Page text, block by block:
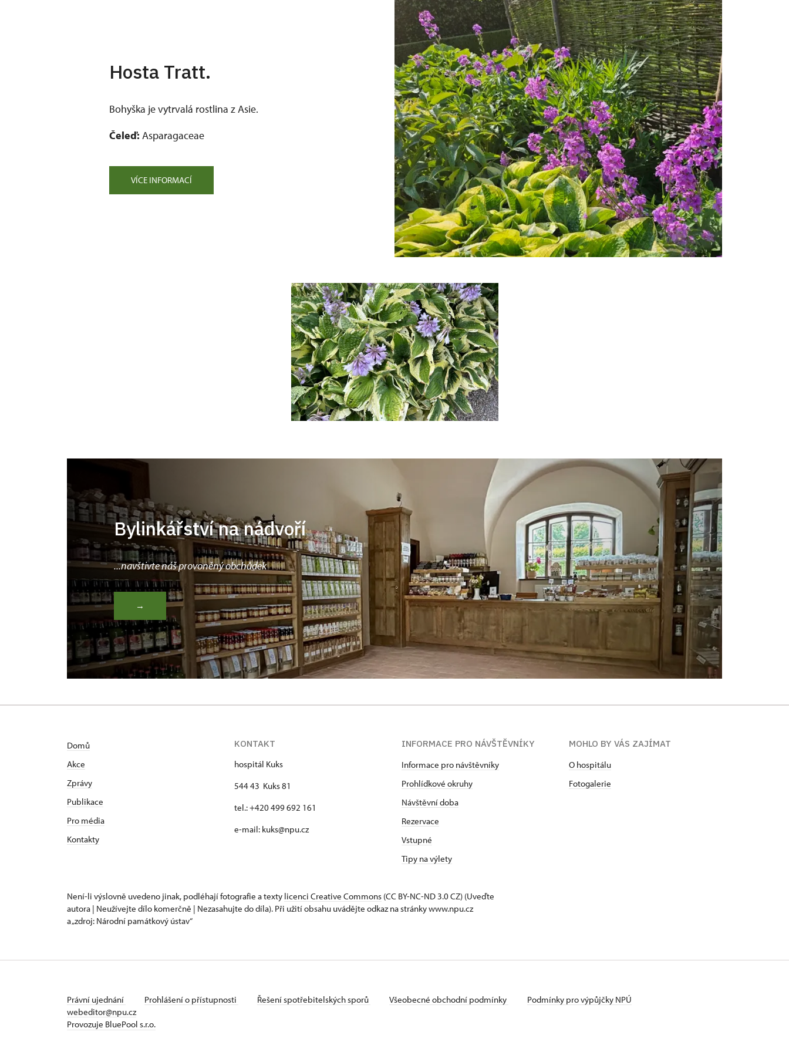
Hosta Tratt.
Bohyška je vytrvalá rostlina z Asie.
Čeleď: Asparagaceae
VÍCE INFORMACÍ
Bylinkářství na nádvoří
...navštivte náš provoněný obchůdek
→
Domů
Akce
Zprávy
Publikace
Pro média
Kontakty
KONTAKT
hospitál Kuks
544 43 Kuks 81
tel.: +420 499 692 161
e-mail: kuks@npu.cz
INFORMACE PRO NÁVŠTĚVNÍKY
Informace pro návštěvníky
Prohlídkové okruhy
Návštěvní doba
Rezervace
Vstupné
Tipy na výlety
MOHLO BY VÁS ZAJÍMAT
O hospitálu
Fotogalerie
Není-li výslovně uvedeno jinak, podléhají fotografie a texty licenci Creative Commons (CC BY-NC-ND 3.0 CZ) (Uveďte
autora | Neužívejte dílo komerčně | Nezasahujte do díla). Při užití obsahu uvádějte odkaz na stránky www.npu.cz
a „zdroj: Národní památkový ústav“
Právní ujednání Prohlášení o přístupnosti Řešení spotřebitelských sporů Všeobecné obchodní podmínky
Podmínky pro výpůjčky NPÚ
webeditor@npu.cz
Provozuje BluePool s.r.o.